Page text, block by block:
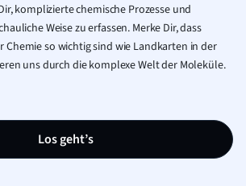
komplizierte chemische Prozesse und
Weise zu erfassen. Merke Dir, dass
so wichtig sind wie Landkarten in der
uns durch die komplexe Welt der Moleküle.
Los geht’s